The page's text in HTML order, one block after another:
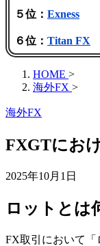
５位： Exness
６位： Titan FX
HOME >
海外FX >
海外FX
FXGTにお
2025年10月1日
ロットとは
FX取引において